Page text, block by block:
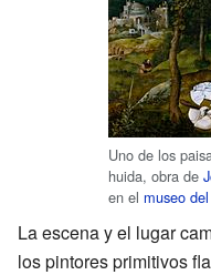
Uno de los
huida, obra de
en el museo
La escena y el lugar
los pintores primitivos